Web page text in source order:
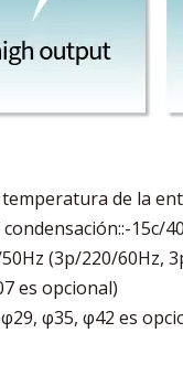
de la
15c/
(3p/220/60Hz,
es opcional)
φ35, φ42 es